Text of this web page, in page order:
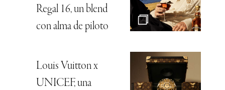
Regal 16, un blend
con alma de piloto
Louis Vuitton x
UNICEF, una